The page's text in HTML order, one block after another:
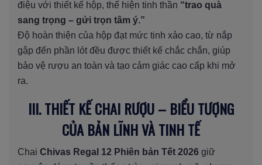
điệu với thiết kế hộp, thể hiện tinh thần “trao quà
sang trọng – gửi trọn tâm ý.”
Độ hoàn thiện của hộp đạt mức tinh xảo cao, từ nắp
gập đến phần lót đều được thiết kế chắc chắn, giúp
bảo vệ rượu an toàn và tạo cảm giác cao cấp khi mở
ra.
III. THIẾT KẾ CHAI RƯỢU – BIỂU TƯỢNG
CỦA BẢN LĨNH VÀ TINH TẾ
Chai Chivas Regal 12 Phiên bản Tết 2026 giữ